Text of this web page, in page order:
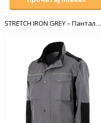
STRETCH IRON GREY – Панталони до појас